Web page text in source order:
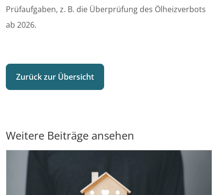
Prüfaufgaben, z. B. die Überprüfung des Ölheizverbots
ab 2026.
Zurück zur Übersicht
Weitere Beiträge ansehen